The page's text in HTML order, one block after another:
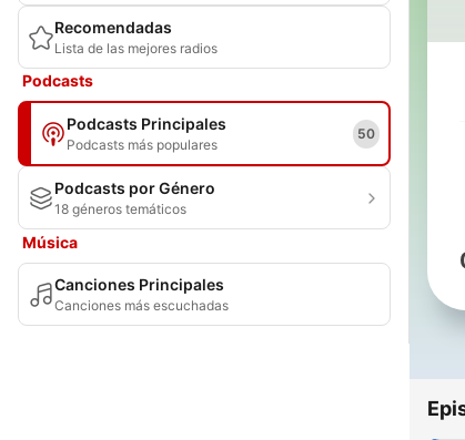
Recomendadas
Lista de las mejores radios
Podcasts
Podcasts Principales
Podcasts más populares
50
Podcasts por Género
18 géneros temáticos
Música
Canciones Principales
Canciones más escuchadas